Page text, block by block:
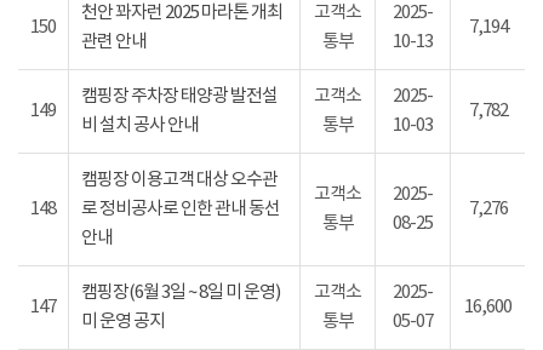
150
천안 꽈자런 2025 마라톤 개최
관련 안내
고객소
통부
2025-
10-13
7,194
149
캠핑장 주차장 태양광 발전설
비 설치 공사 안내
고객소
통부
2025-
10-03
7,782
148
캠핑장 이용고객 대상 오수관
로 정비공사로 인한 관내 동선
안내
고객소
통부
2025-
08-25
7,276
147
캠핑장(6월 3일 ~ 8일 미 운영)
미 운영 공지
고객소
통부
2025-
05-07
16,600